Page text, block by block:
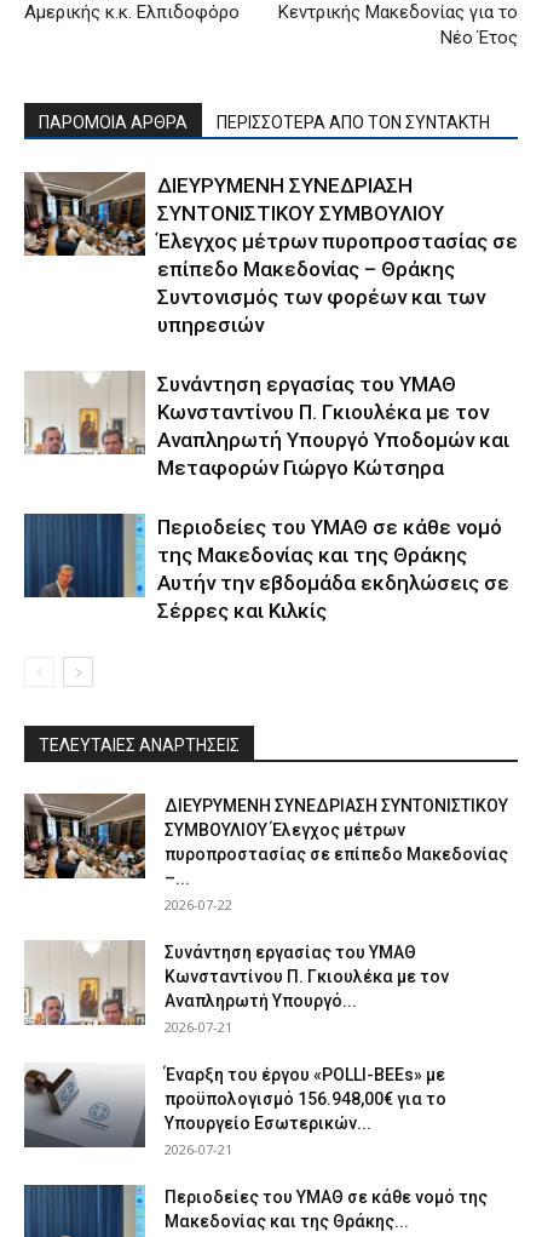
Αμερικής κ.κ. Ελπιδοφόρο
Κεντρικής Μακεδονίας για το
Νέο Έτος
ΠΑΡΟΜΟΙΑ ΑΡΘΡΑ ΠΕΡΙΣΣΟΤΕΡΑ ΑΠΟ ΤΟΝ ΣΥΝΤΑΚΤΗ
ΔΙΕΥΡΥΜΕΝΗ ΣΥΝΕΔΡΙΑΣΗ
ΣΥΝΤΟΝΙΣΤΙΚΟΥ ΣΥΜΒΟΥΛΙΟΥ
Έλεγχος μέτρων πυροπροστασίας σε
επίπεδο Μακεδονίας – Θράκης
Συντονισμός των φορέων και των
υπηρεσιών
Συνάντηση εργασίας του ΥΜΑΘ
Κωνσταντίνου Π. Γκιουλέκα με τον
Αναπληρωτή Υπουργό Υποδομών και
Μεταφορών Γιώργο Κώτσηρα
Περιοδείες του ΥΜΑΘ σε κάθε νομό
της Μακεδονίας και της Θράκης
Αυτήν την εβδομάδα εκδηλώσεις σε
Σέρρες και Κιλκίς
ΤΕΛΕΥΤΑΙΕΣ ΑΝΑΡΤΗΣΕΙΣ
ΔΙΕΥΡΥΜΕΝΗ ΣΥΝΕΔΡΙΑΣΗ ΣΥΝΤΟΝΙΣΤΙΚΟΥ
ΣΥΜΒΟΥΛΙΟΥ Έλεγχος μέτρων
πυροπροστασίας σε επίπεδο Μακεδονίας
–...
2026-07-22
Συνάντηση εργασίας του ΥΜΑΘ
Κωνσταντίνου Π. Γκιουλέκα με τον
Αναπληρωτή Υπουργό...
2026-07-21
Έναρξη του έργου «POLLI-BEEs» με
προϋπολογισμό 156.948,00€ για το
Υπουργείο Εσωτερικών...
2026-07-21
Περιοδείες του ΥΜΑΘ σε κάθε νομό της
Μακεδονίας και της Θράκης...